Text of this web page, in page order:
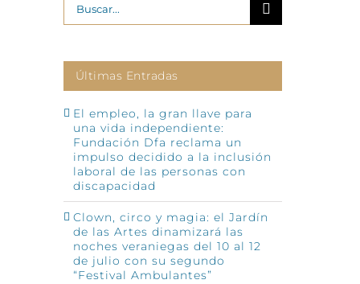
Últimas Entradas
El empleo, la gran llave para
una vida independiente:
Fundación Dfa reclama un
impulso decidido a la inclusión
laboral de las personas con
discapacidad
Clown, circo y magia: el Jardín
de las Artes dinamizará las
noches veraniegas del 10 al 12
de julio con su segundo
“Festival Ambulantes”